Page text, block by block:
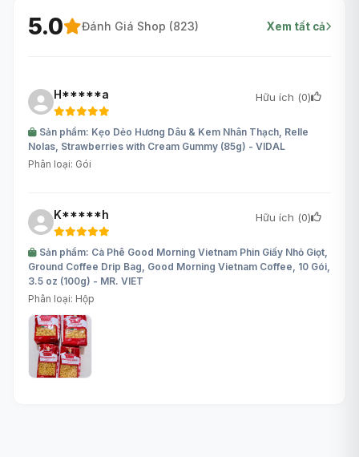
5.0 Đánh Giá Shop (823) Xem tất cả
H*****a Hữu ích (0)
Sản phẩm: Kẹo Dẻo Hương Dâu & Kem Nhân Thạch, Relle
Nolas, Strawberries with Cream Gummy (85g) - VIDAL
Phân loại: Gói
K*****h Hữu ích (0)
Sản phẩm: Cà Phê Good Morning Vietnam Phin Giấy Nhỏ Giọt,
Ground Coffee Drip Bag, Good Morning Vietnam Coffee, 10 Gói,
3.5 oz (100g) - MR. VIET
Phân loại: Hộp